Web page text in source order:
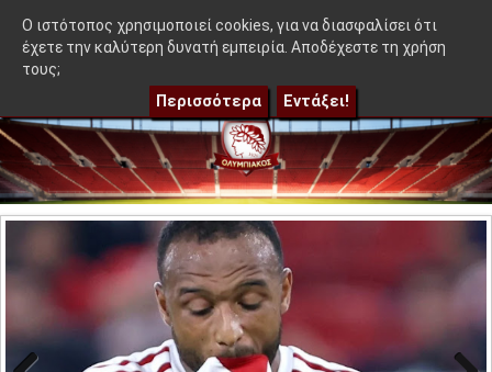
≡ OlympEidisis |
- Ακόμα 50-50" | Η γκαντεμιά Μεντιλίμπαρ, οι 3 αλλαγές
O ιστότοπος χρησιμοποιεί cookies, για να διασφαλίσει ότι
έχετε την καλύτερη δυνατή εμπειρία. Αποδέχεστε τη χρήση
τους;
Περισσότερα Εντάξει!